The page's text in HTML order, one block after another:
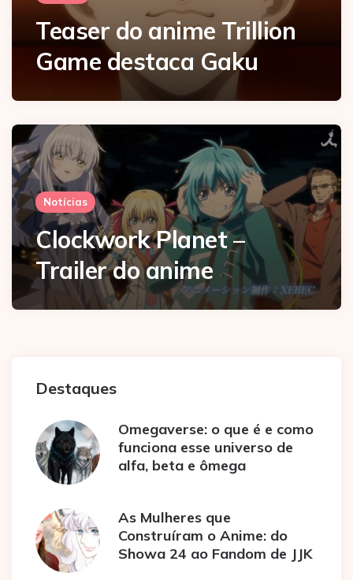
Teaser do anime Trillion
Game destaca Gaku
Notícias
Clockwork Planet –
Trailer do anime
Destaques
Omegaverse: o que é e como
funciona esse universo de
alfa, beta e ômega
As Mulheres que
Construíram o Anime: do
Showa 24 ao Fandom de JJK